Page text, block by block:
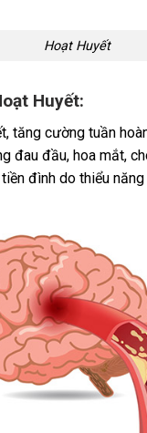
Hoạt Huyết
Huyết:
tăng cường tuần
đau đầu, hoa mắt,
đình do thiểu năng